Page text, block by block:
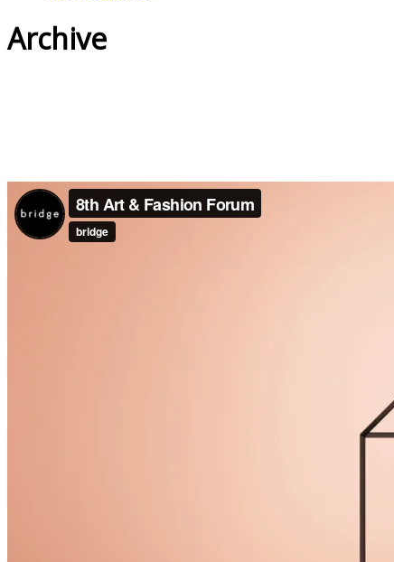
Archive